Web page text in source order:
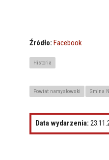
Źródło: Facebook
Historia
Powiat namysłowski Gmina
Data wydarzenia: